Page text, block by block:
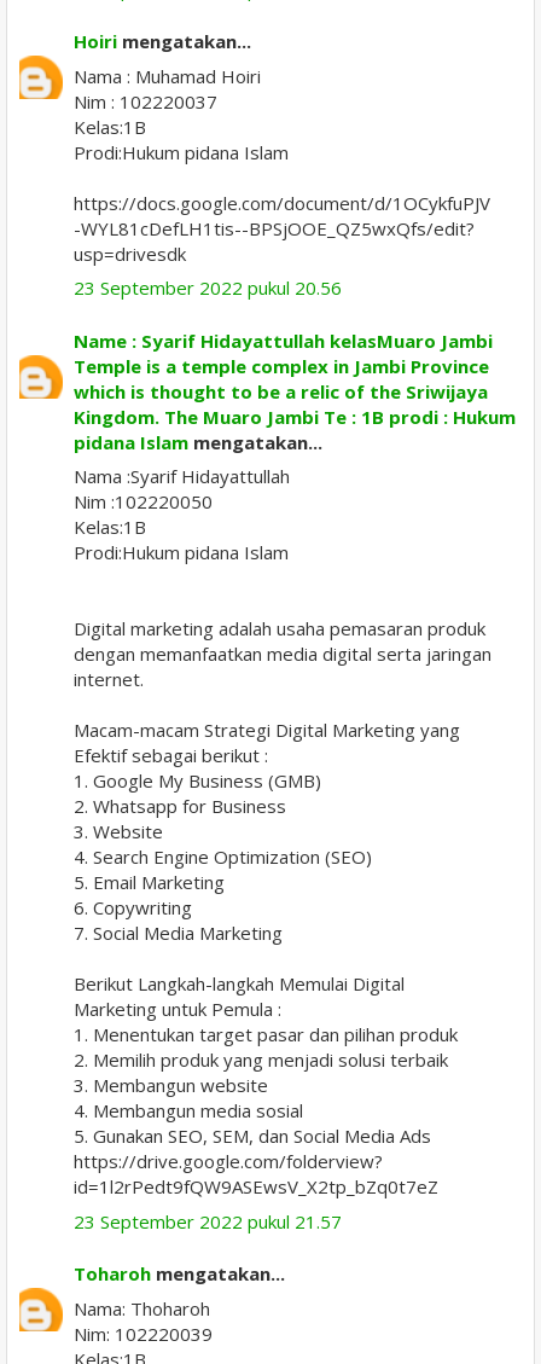
Hoiri mengatakan...
Nama : Muhamad Hoiri
Nim : 102220037
Kelas:1B
Prodi:Hukum pidana Islam
https://docs.google.com/document/d/1OCykfuPJV
-WYL81cDefLH1tis--BPSjOOE_QZ5wxQfs/edit?
usp=drivesdk
23 September 2022 pukul 20.56
Name : Syarif Hidayattullah kelasMuaro Jambi
Temple is a temple complex in Jambi Province
which is thought to be a relic of the Sriwijaya
Kingdom. The Muaro Jambi Te : 1B prodi : Hukum
pidana Islam mengatakan...
Nama :Syarif Hidayattullah
Nim :102220050
Kelas:1B
Prodi:Hukum pidana Islam
Digital marketing adalah usaha pemasaran produk
dengan memanfaatkan media digital serta jaringan
internet.
Macam-macam Strategi Digital Marketing yang
Efektif sebagai berikut :
1. Google My Business (GMB)
2. Whatsapp for Business
3. Website
4. Search Engine Optimization (SEO)
5. Email Marketing
6. Copywriting
7. Social Media Marketing
Berikut Langkah-langkah Memulai Digital
Marketing untuk Pemula :
1. Menentukan target pasar dan pilihan produk
2. Memilih produk yang menjadi solusi terbaik
3. Membangun website
4. Membangun media sosial
5. Gunakan SEO, SEM, dan Social Media Ads
https://drive.google.com/folderview?
id=1l2rPedt9fQW9ASEwsV_X2tp_bZq0t7eZ
23 September 2022 pukul 21.57
Toharoh mengatakan...
Nama: Thoharoh
Nim: 102220039
Kelas:1B